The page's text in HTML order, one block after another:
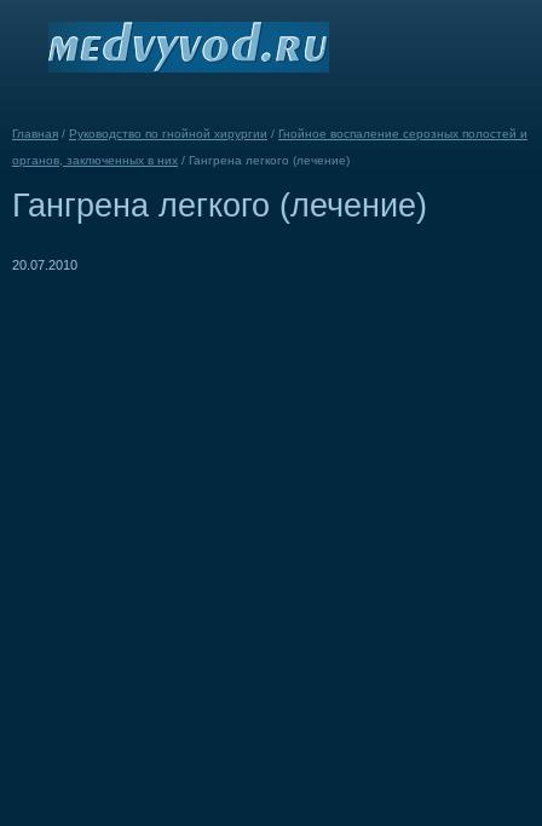
Главная / Руководство по гнойной хирургии / Гнойное воспаление серозных полостей и
органов, заключенных в них / Гангрена легкого (лечение)
Гангрена легкого (лечение)
20.07.2010